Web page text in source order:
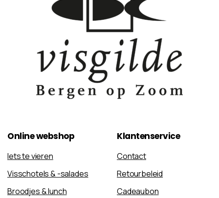
Onlinewebshop
Iets te vieren
Visschotels & -salades
Broodjes & lunch
Klantenservice
Contact
Retourbeleid
Cadeaubon